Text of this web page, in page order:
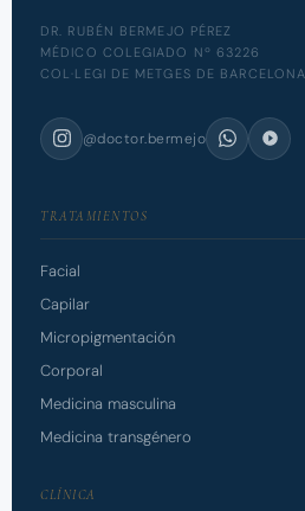
DR. RUBÉN BERMEJO PÉREZ
MÉDICO COLEGIADO Nº 63226
COL·LEGI DE METGES DE BARCELONA
@doctor.bermejo
TRATAMIENTOS
Facial
Capilar
Micropigmentación
Corporal
Medicina masculina
Medicina transgénero
CLÍNICA